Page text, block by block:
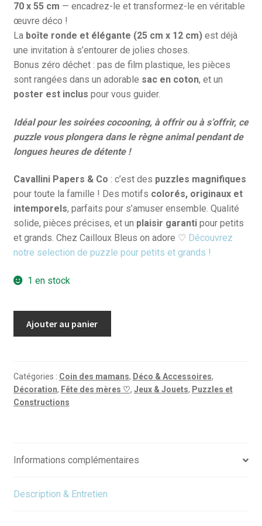
70 x 55 cm — encadrez-le et transformez-le en véritable
œuvre déco !
La boîte ronde et élégante (25 cm x 12 cm)est déjà
une invitation à s’entourer de jolies choses.
Bonus zéro déchet : pas de film plastique, les pièces
sont rangées dans un adorable sac en coton, et un
poster est inclus pour vous guider.
Idéal pour les soirées cocooning, à offrir ou à s’offrir, ce
puzzle vous plongera dans le règne animal pendant de
longues heures de détente !
Cavallini Papers & Co : c’est des puzzles magnifiques
pour toute la famille ! Des motifs colorés, originaux et
intemporels, parfaits pour s’amuser ensemble. Qualité
solide, pièces précises, et un plaisir garantipour petits
et grands. Chez Cailloux Bleus on adore ♡ Découvrez
notre selection de puzzle pour petits et grands !
1 en stock
ANIMAL
WORLD
-
p
Ajouter au panier
Catégories : Coin des mamans, Déco & Accessoires,
Décoration, Fête des mères ♡, Jeux & Jouets, Puzzles et
Constructions
Informations complémentaires
Description & Entretien